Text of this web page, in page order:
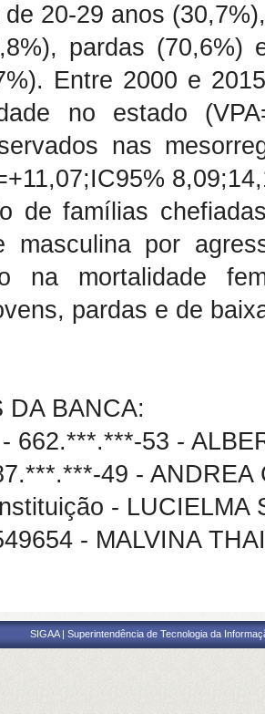
20-29 anos
pardas (70,6%)
Entre 2000 e
no estado
nas
de famílias
masculina por
na mortalidade
pardas e de
DA BANCA:
662.***.***-53 -
49 -
- LUCIELMA
- MALVINA
SIGAA | Superintendência de Tecnologia da